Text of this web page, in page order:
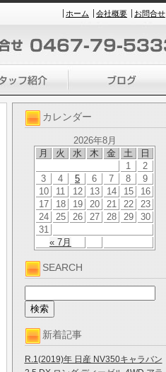
ホーム 会社概要 お問合せ
カレンダー
2026年8月
月
火 水 木 金 土 日
« 7月
1
2
3
4 5 6 7 8
9
10
11 12 13 14 15
16
17
18 19 20 21 22
23
24
25 26 27 28 29
30
31
SEARCH
新着記事
R.1(2019)年 日産 NV350キャラバン